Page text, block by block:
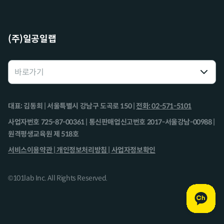
(주)일공일랩
대표: 김동희 | 서울특별시 강남구 도곡로 150 | 전화: 02-571-5101
사업자번호 725-87-00361 | 통신판매업신고번호 2017-서울강남-00988 |
원격평생교육원 제 518호
서비스이용약관 | 개인정보처리방침 | 사업자정보확인
©101lab Inc. All Rights Reserved.